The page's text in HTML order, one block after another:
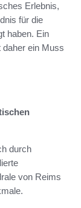
Erlebnis,
für die
haben. Ein
daher ein Muss
durch
von Reims